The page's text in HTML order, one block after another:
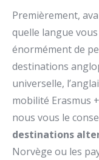
Premièrement,
quelle langue
énormément de
destinations
universelle,
mobilité Erasmus
nous vous le
destinations
Norvège ou les